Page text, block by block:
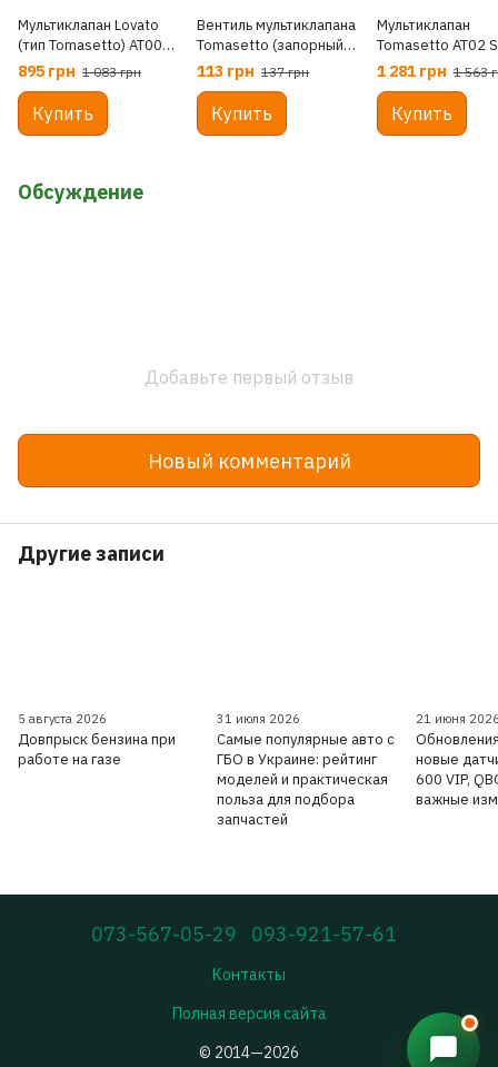
Мультиклапан Lovato
(тип Tomasetto) AT00
SPRINT Toroidal
895 грн 1 083 грн
Купить
Вентиль мультиклапана
Tomasetto (запорный
клапан)
113 грн 137 грн
Купить
Мультиклапан
Tomasetto AT02
(тор., ~180мм)
1 281 грн 1 563
Купить
Обсуждение
Добавьте первый отзыв
Новый комментарий
Другие записи
5 августа 2026
Довпрыск бензина при
работе на газе
31 июля 2026
Самые популярные авто с
ГБО в Украине: рейтинг
моделей и практическая
польза для подбора
запчастей
21 июня
новые
600 VIP,
важные
073-567-05-29 093-921-57-61
Контакты
Полная версия сайта
© 2014—2026